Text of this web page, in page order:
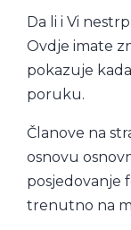
Da li i Vi
Ovdje imate
pokazuje
poruku.
Članove na
osnovu
posjedovanje
trenutno na